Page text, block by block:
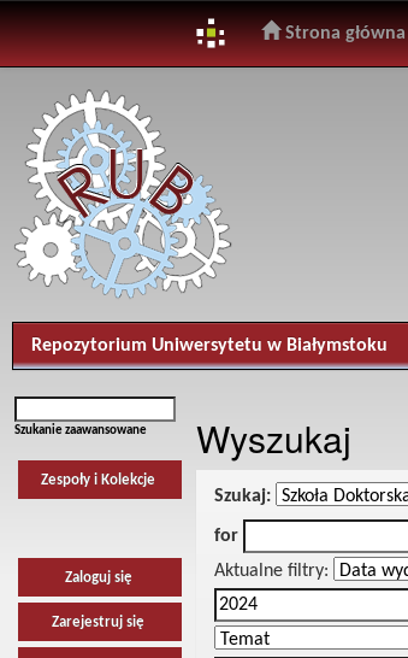
navigation
Strona główna
Repozytorium Uniwersytetu w Białymstoku
Szukanie zaawansowane
Zespoły i Kolekcje
Zaloguj się
Zarejestruj się
Wyszukaj
Szukaj:
for
Aktualne filtry: